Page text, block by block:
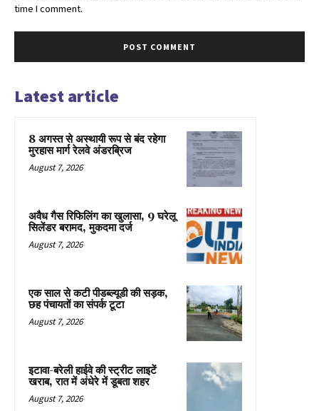
time I comment.
Latest article
8 अगस्त से अस्थायी रूप से बंद रहेगा
मुरहास मार्ग रेलवे अंडरब्रिज
August 7, 2026
अवैध गैस रिफिलिंग का खुलासा, 9 घरेलू
सिलेंडर बरामद, मुकदमा दर्ज
August 7, 2026
एक साल से कटी पीडब्ल्यूडी की सड़क,
छह पंचायतों का संपर्क टूटा
August 7, 2026
इटावा-बरेली हाईवे की स्ट्रीट लाइटें
खराब, रात में अंधेरे में डूबता शहर
August 7, 2026